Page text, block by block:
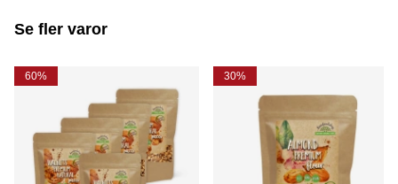
Se fler varor
60% 30%